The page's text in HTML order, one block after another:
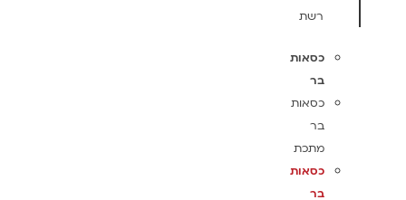
רשת
כסאות
בר
כסאות
בר
מתכת
כסאות
בר